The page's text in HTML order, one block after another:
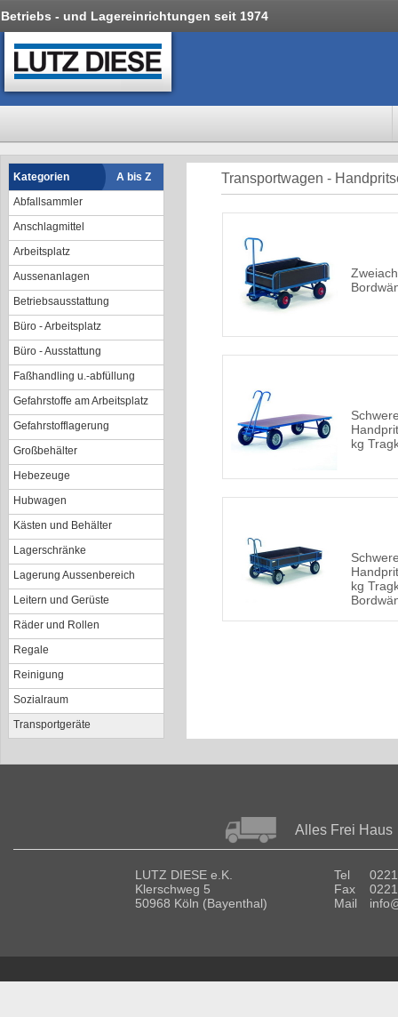
Betriebs - und Lagereinrichtungen seit 1974
Kategorien
A bis Z
Abfallsammler
Anschlagmittel
Arbeitsplatz
Aussenanlagen
Betriebsausstattung
Büro - Arbeitsplatz
Büro - Ausstattung
Faßhandling u.-abfüllung
Gefahrstoffe am Arbeitsplatz
Gefahrstofflagerung
Großbehälter
Hebezeuge
Hubwagen
Kästen und Behälter
Lagerschränke
Lagerung Aussenbereich
Leitern und Gerüste
Räder und Rollen
Regale
Reinigung
Sozialraum
Transportgeräte
Transportwagen -
kg
kg
Alles Frei Haus
LUTZ DIESE e.K.
Klerschweg 5
50968 Köln (Bayenthal)
Tel
Fax
Mail